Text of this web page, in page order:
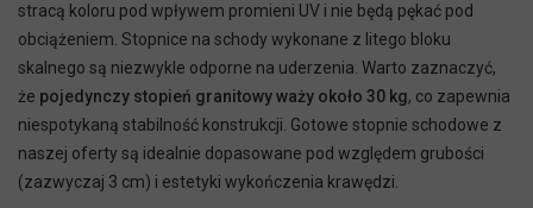
stracą koloru pod wpływem promieni UV i nie będą pękać pod
obciążeniem. Stopnice na schody wykonane z litego bloku
skalnego są niezwykle odporne na uderzenia. Warto zaznaczyć,
że pojedynczy stopień granitowy waży około 30 kg, co zapewnia
niespotykaną stabilność konstrukcji. Gotowe stopnie schodowe z
naszej oferty są idealnie dopasowane pod względem grubości
(zazwyczaj 3 cm) i estetyki wykończenia krawędzi.